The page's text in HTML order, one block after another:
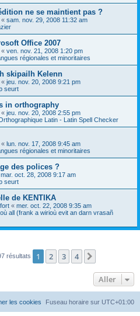
ne se maintient pas ?
« sam. nov. 29, 2008 11:32 am
Office 2007
« ven. nov. 21, 2008 1:20 pm
régionales et minoritaires
skipailh Kelenn
« jeu. nov. 20, 2008 9:21 pm
seurt
in orthography
« jeu. nov. 20, 2008 2:55 pm
Latin - Latin Spell Checker
« lun. nov. 17, 2008 9:45 am
régionales et minoritaires
des polices ?
mar. oct. 28, 2008 9:17 am
seurt
de KENTIKA
« mer. oct. 22, 2008 9:35 am
all (frank a wirioù evit an darn vrasañ
résultats 1 2 3 4
Aller
Fuseau horaire sur UTC+01:00
les cookies